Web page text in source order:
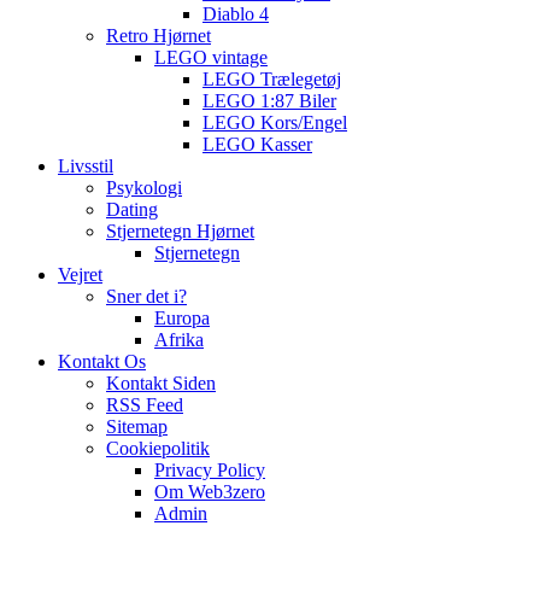
Diablo 4
Retro Hjørnet
LEGO vintage
LEGO Trælegetøj
LEGO 1:87 Biler
LEGO Kors/Engel
LEGO Kasser
Livsstil
Psykologi
Dating
Stjernetegn Hjørnet
Stjernetegn
Vejret
Sner det i?
Europa
Afrika
Kontakt Os
Kontakt Siden
RSS Feed
Sitemap
Cookiepolitik
Privacy Policy
Om Web3zero
Admin